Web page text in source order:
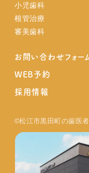
小児歯科
根管治療
審美歯科
お問い合わせフォー
WEB予約
採用情報
©松江市黒田町の歯医